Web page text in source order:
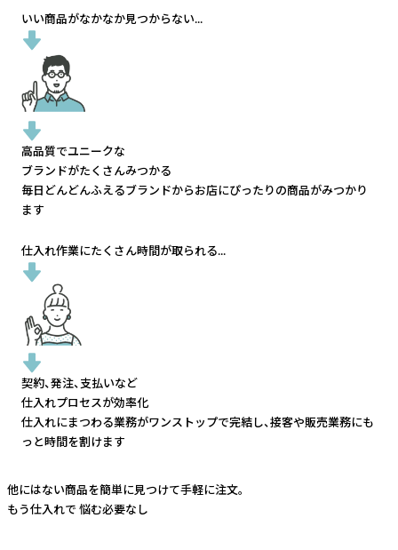
いい商品がなかなか見つからない...
高品質でユニークな
ブランドがたくさんみつかる
毎日どんどんふえるブランドからお店にぴったりの商品がみつかり
ます
仕入れ作業にたくさん時間が取られる...
契約、発注、支払いなど
仕入れプロセスが効率化
仕入れにまつわる業務がワンストップで完結し、接客や販売業務にも
っと時間を割けます
他にはない商品を簡単に見つけて手軽に注文。
もう仕入れで 悩む必要なし